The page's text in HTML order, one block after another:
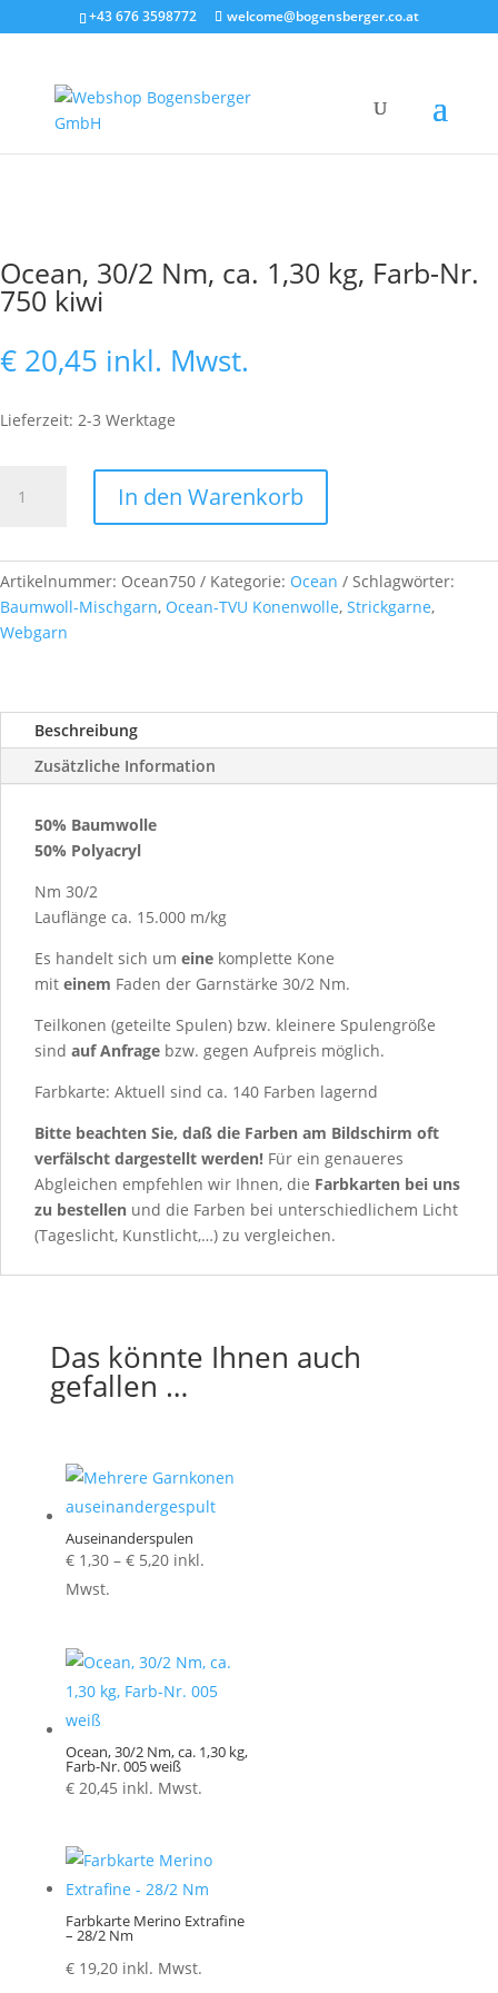
+43 676 3598772 welcome@bogensberger.co.at
Ocean, 30/2 Nm, ca. 1,30 kg, Farb-Nr.
750 kiwi
€ 20,45 inkl. Mwst.
Lieferzeit: 2-3 Werktage
30/2
1,30
kg,
Farb-
kiwi
Menge
In den Warenkorb
Artikelnummer: Ocean750 Kategorie: Ocean
Schlagwörter:
Baumwoll-Mischgarn, Ocean-TVU Konenwolle, Strickgarne,
Webgarn
Beschreibung
Zusätzliche Information
50% Baumwolle
50% Polyacryl
Nm 30/2
Lauflänge ca. 15.000 m/kg
Es handelt sich um eine komplette Kone
mit einem Faden der Garnstärke 30/2 Nm.
Teilkonen (geteilte Spulen) bzw. kleinere Spulengröße
sind auf Anfrage bzw. gegen Aufpreis möglich.
Farbkarte: Aktuell sind ca. 140 Farben lagernd
Bitte beachten Sie, daß die Farben am Bildschirm oft
verfälscht dargestellt werden! Für ein genaueres
Abgleichen empfehlen wir Ihnen, die Farbkarten bei uns
zu bestellen und die Farben bei unterschiedlichem Licht
(Tageslicht, Kunstlicht,…) zu vergleichen.
Das könnte Ihnen auch
gefallen …
Auseinanderspulen
€1,30 – €5,20Preisspanne:
inkl.
Mwst.
Ocean, 30/2 Nm, ca. 1,30 kg,
Farb-Nr. 005 weiß
€20,45 inkl. Mwst.
Farbkarte Merino Extrafine
– 28/2 Nm
€19,20 inkl. Mwst.